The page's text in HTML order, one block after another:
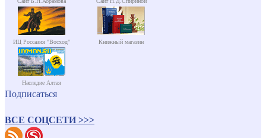
ИЦ Россазия "Восход" Книжный магазин
Наследие Алтая
Подписаться
ВСЕ СОЦСЕТИ >>>